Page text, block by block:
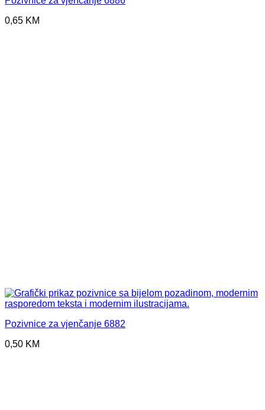
0,65 KM
Pozivnice za vjenčanje 6882
0,50 KM